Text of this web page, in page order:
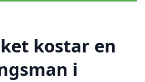
kostar en
i